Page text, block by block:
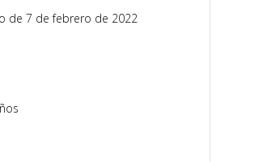
de 7 de febrero de 2022